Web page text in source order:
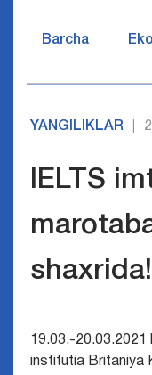
Barcha
YANGILIKLAR
IELTS
19.03.-20.03.2021
institutia Britaniya